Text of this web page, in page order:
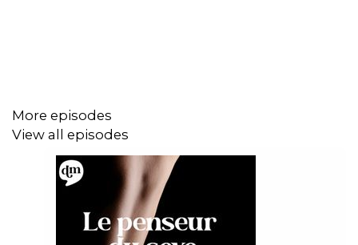
toujours plus comme un malaise qu’une renaissance?
N’hésitez pas, à vous abonner sur votre plateforme
préférée !
Dans ce podcast, nous laissons la parole à toutes celles
More episodes
View all episodes